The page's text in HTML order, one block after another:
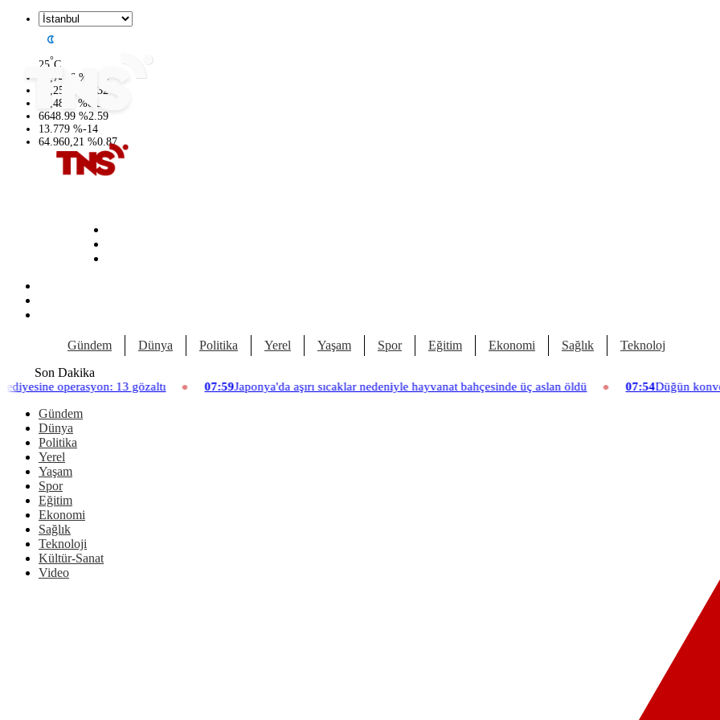
25°C
47,7436 %
0.18
55,2510
0.32
64,4811
%0.38
6648.99 %2.59
13.779 %-14
64.960,21 %0.87
Gündem Dünya Politika Yerel Yaşam Spor Eğitim Ekonomi Sağlık Teknoloji
Son Dakika
13 gözaltı 07:59Japonya'da aşırı sıcaklar nedeniyle hayvanat bahçesinde üç aslan öldü 07:54Düğün konvoyuna ağır fatura:
Gündem
Dünya
Politika
Yerel
Yaşam
Spor
Eğitim
Ekonomi
Sağlık
Teknoloji
Kültür-Sanat
Video